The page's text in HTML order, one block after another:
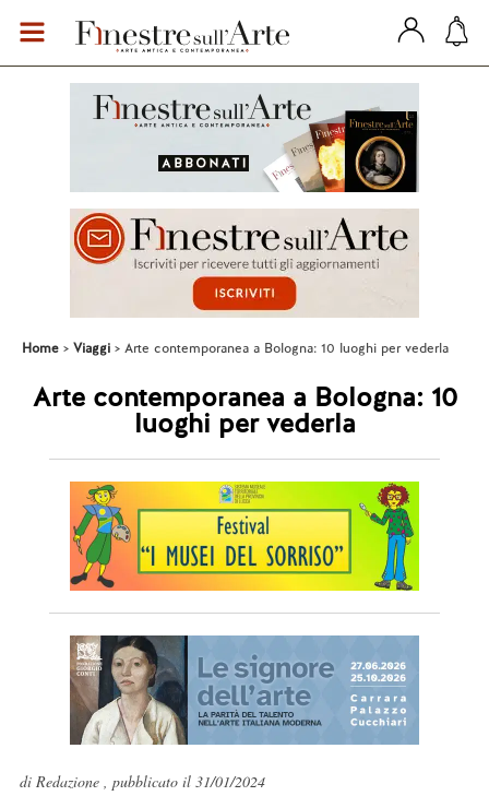
Home Viaggi Arte contemporanea a Bologna: 10 luoghi per vederla
Arte contemporanea a Bologna: 10
luoghi per vederla
di Redazione , pubblicato il 31/01/2024